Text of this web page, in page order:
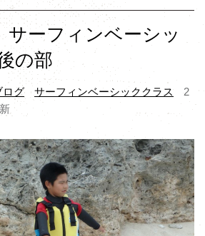
サーフィンベーシッ
の部
ログ サーフィンベーシッククラス
2